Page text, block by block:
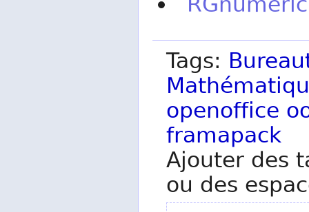
Tags:
openoffice
framapack
Ajouter des
ou des